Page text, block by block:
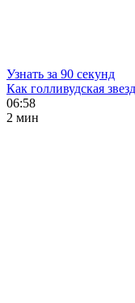
Узнать за 90 секунд
Как голливудская
06:58
2 мин